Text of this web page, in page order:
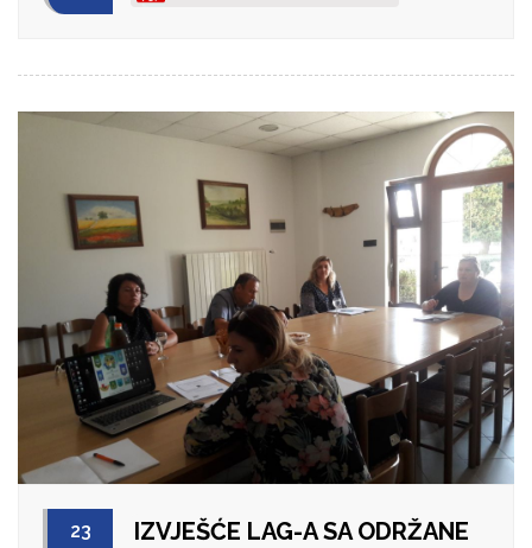
23
IZVJEŠĆE LAG-A SA ODRŽANE